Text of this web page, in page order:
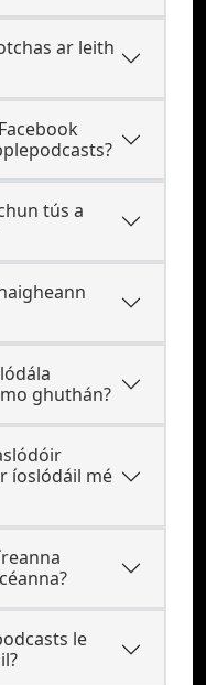
ar leith
tús a
ghuthán?
íoslódáil mé
le